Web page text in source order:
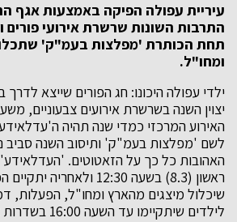
עיריית עפולה הפיקה באמצעות אגף
התרבות השונות שרשרת אירועי
תחת הכותרת 'מפלצות בעמ"ק'
ומחו"ל.
ילדי עפולה היכונו: חג הפורים שייצא
יצוין השנה בשרשרת אירועים צבעוניים,
האירוע המרכזי כמדי שנה תהיה
לשם 'מפלצות בעמ"ק' ותיסוב השנה סביב
האהובות כל כך על הזאטוטים.
ראשון (8.3) בשעה 12:30
שיכלול מיצגים מהארץ ומחו"ל, הפעלות,
לילדים שיתקיימו עד השעה 16:00 בשדרות ארלוזורוב.